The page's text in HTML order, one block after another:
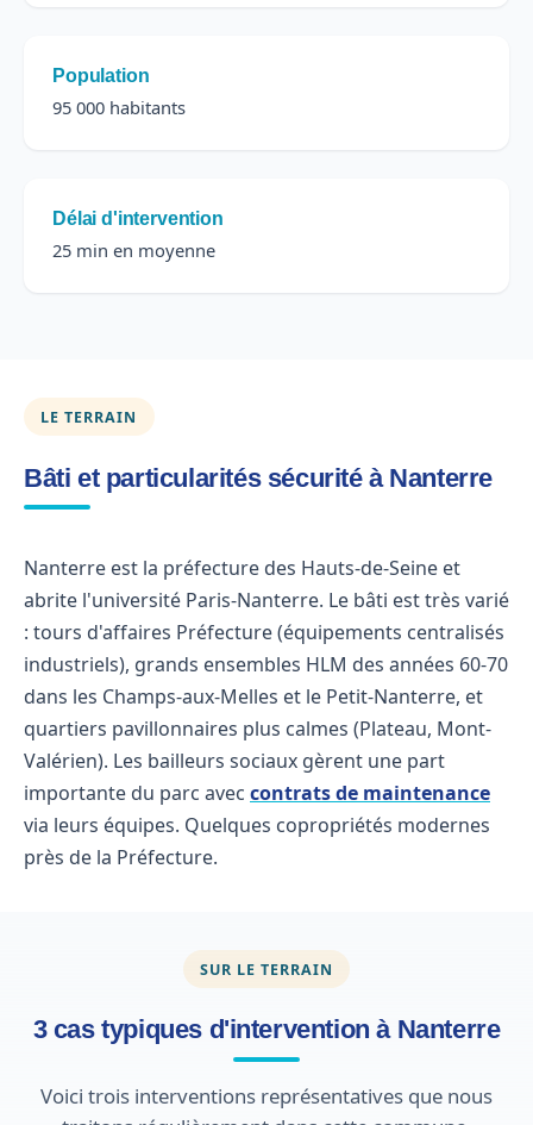
Population
95 000 habitants
Délai d'intervention
25 min en moyenne
LE TERRAIN
Bâti et particularités sécurité à Nanterre
Nanterre est la préfecture des Hauts-de-Seine et
abrite l'université Paris-Nanterre. Le bâti est très varié
: tours d'affaires Préfecture (équipements centralisés
industriels), grands ensembles HLM des années 60-70
dans les Champs-aux-Melles et le Petit-Nanterre, et
quartiers pavillonnaires plus calmes (Plateau, Mont-
Valérien). Les bailleurs sociaux gèrent une part
importante du parc avec contrats de maintenance
via leurs équipes. Quelques copropriétés modernes
près de la Préfecture.
SUR LE TERRAIN
3 cas typiques d'intervention à Nanterre
Voici trois interventions représentatives que nous